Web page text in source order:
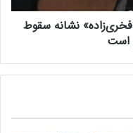
نشانه سقوط
است